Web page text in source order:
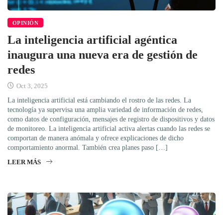
OPINIÓN
La inteligencia artificial agéntica
inaugura una nueva era de gestión de
redes
Oct 3, 2025
La inteligencia artificial está cambiando el rostro de las redes. La
tecnología ya supervisa una amplia variedad de información de redes,
como datos de configuración, mensajes de registro de dispositivos y datos
de monitoreo. La inteligencia artificial activa alertas cuando las redes se
comportan de manera anómala y ofrece explicaciones de dicho
comportamiento anormal. También crea planes paso […]
LEER MÁS